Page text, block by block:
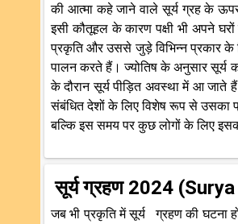
की आत्मा कहे जाने वाले सूर्य ग्रह के
इसी कौतूहल के कारण पक्षी भी अपने
प्रकृति और उससे जुड़े विभिन्न प्रकार के
पालन करते हैं। ज्योतिष के अनुसार सूर्य
के दौरान सूर्य पीड़ित अवस्था में आ
संबंधित देशों के लिए विशेष रूप से उसका
बल्कि इस समय पर कुछ लोगों के लिए
सूर्य ग्रहण 2024
जब भी प्रकृति में सूर्य
ग्रहण की घटना